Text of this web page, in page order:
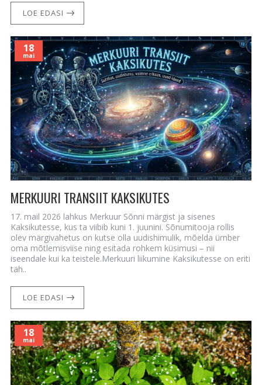
LOE EDASI
18
mai
MERKUURI TRANSIIT KAKSIKUTES
17. mail 2026 lahkus Merkuur Sõnni märgist ja sisenes
Kaksikutesse, kus ta viibib kuni 1. juunini. Sõnumitooja rollis
olev märgivahetus on kutse olla uudishimulik, mõelda ümber
oma mõtlemisviise ning esitada rohkem küsimusi – nii
iseendale kui ka teistele.Merkuuri liikumine Kaksikutesse on eriti
täh..
LOE EDASI
18
mai